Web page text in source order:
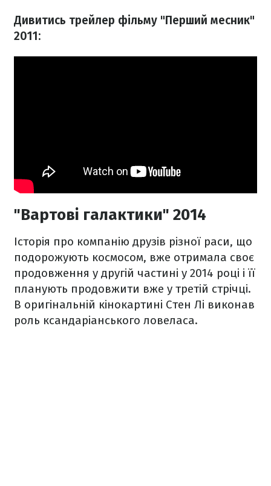
Дивитись трейлер фільму "Перший месник"
2011:
"Вартові галактики" 2014
Історія про компанію друзів різної раси, що
подорожують космосом, вже отримала своє
продовження у другій частині у 2014 році і її
планують продовжити вже у третій стрічці.
В оригінальній кінокартині Стен Лі виконав
роль ксандаріанського ловеласа.